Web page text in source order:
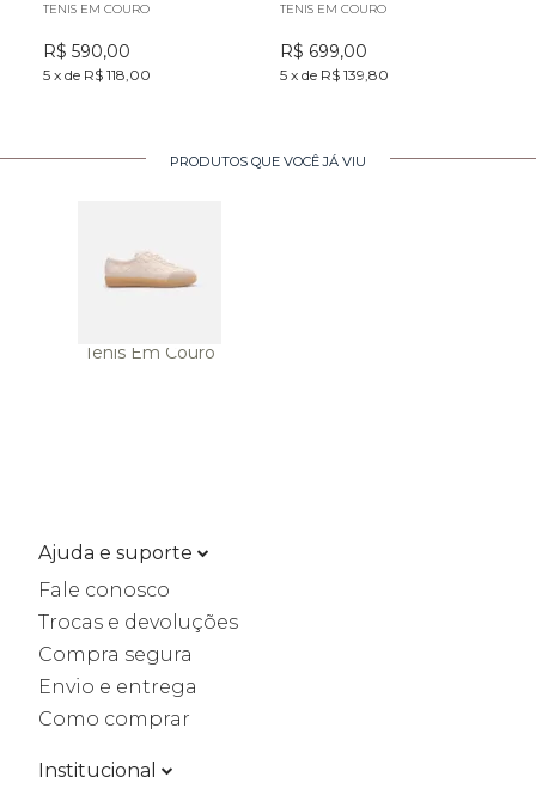
TENIS EM COURO
R$ 590,00
5 x de R$ 118,00
TENIS EM COURO
R$ 699,00
5 x de R$ 139,80
PRODUTOS QUE VOCÊ JÁ VIU
Tenis Em Couro
Ajuda e suporte
Fale conosco
Trocas e devoluções
Compra segura
Envio e entrega
Como comprar
Institucional